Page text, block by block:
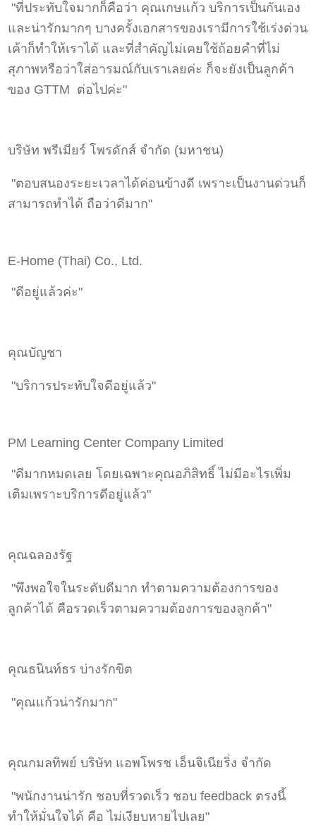
"ที่ประทับใจมากก็คือว่า คุณเกษแก้ว บริการเป็นกันเอง
และน่ารักมากๆ บางครั้งเอกสารของเรามีการใช้เร่งด่วน
เค้าก็ทำให้เราได้ และที่สำคัญไม่เคยใช้ถ้อยคำที่ไม่
สุภาพหรือว่าใส่อารมณ์กับเราเลยค่ะ ก็จะยังเป็นลูกค้า
ของ GTTM ต่อไปค่ะ"
บริษัท พรีเมียร์ โพรดักส์ จำกัด (มหาชน)
"ตอบสนองระยะเวลาได้ค่อนข้างดี เพราะเป็นงานด่วนก็
สามารถทำได้ ถือว่าดีมาก"
E-Home (Thai) Co., Ltd.
"ดีอยู่แล้วค่ะ"
คุณบัญชา
"บริการประทับใจดีอยู่แล้ว"
PM Learning Center Company Limited
"ดีมากหมดเลย โดยเฉพาะคุณอภิสิทธิ์ ไม่มีอะไรเพิ่ม
เติมเพราะบริการดีอยู่แล้ว"
คุณฉลองรัฐ
"พึงพอใจในระดับดีมาก ทำตามความต้องการของ
ลูกค้าได้ คือรวดเร็วตามความต้องการของลูกค้า"
คุณธนินท์ธร บ่างรักขิต
"คุณแก้วน่ารักมาก"
คุณกมลทิพย์ บริษัท แอพโพรช เอ็นจิเนียริ่ง จำกัด
"พนักงานน่ารัก ชอบที่รวดเร็ว ชอบ feedback ตรงนี้
ทำให้มั่นใจได้ คือ ไม่เงียบหายไปเลย"